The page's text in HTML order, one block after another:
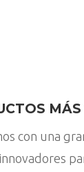
con una